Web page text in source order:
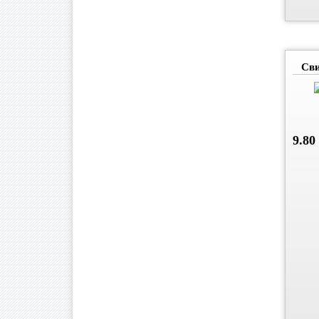
9.80